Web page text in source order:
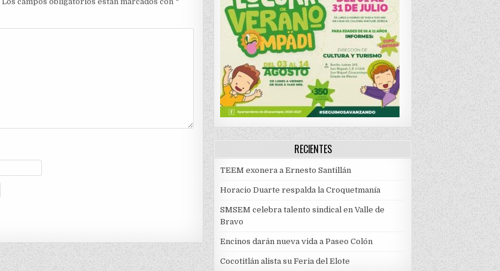
RECIENTES
TEEM exonera a Ernesto Santillán
Horacio Duarte respalda la Croquetmanía
SMSEM celebra talento sindical en Valle de
Bravo
Encinos darán nueva vida a Paseo Colón
Cocotitlán alista su Feria del Elote